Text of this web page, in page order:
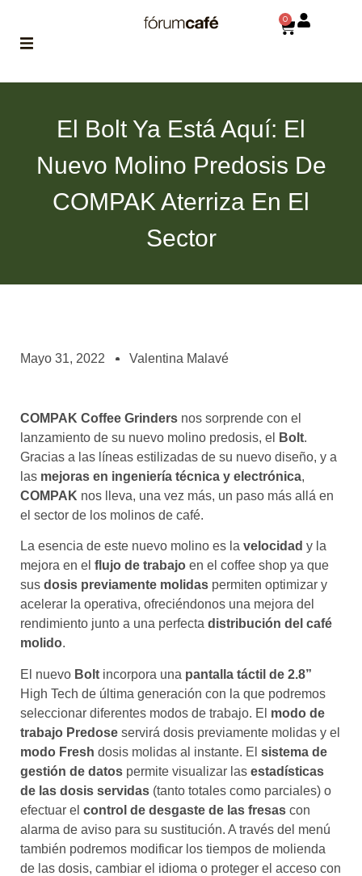
BLOG
de fórum
asociados
el café siempre tiene
algo nuevo que
enseñarnos
BOLSA DE TRABAJO
¡te imaginas vivir de tu pasión
por el café?
CONTACTO
¡queremos saber
de ti!
0
El Bolt Ya Está Aquí: El
Nuevo Molino Predosis De
COMPAK Aterriza En El
Sector
Mayo 31, 2022 Valentina Malavé
COMPAK Coffee Grinders nos sorprende con el
lanzamiento de su nuevo molino predosis, el
Bolt.
Gracias a las líneas estilizadas de su nuevo diseño, y a
las mejoras en ingeniería técnica y electrónica,
COMPAK nos lleva, una vez más, un paso más allá en
el sector de los molinos de café.
La esencia de este nuevo molino es la velocidad y la
mejora en el flujo de trabajo en el coffee shop ya que
sus dosis previamente molidas permiten optimizar y
acelerar la operativa, ofreciéndonos una mejora del
rendimiento junto a una perfecta distribución del café
molido.
El nuevo Bolt incorpora una pantalla táctil de 2.8”
High Tech de última generación con la que podremos
seleccionar diferentes modos de trabajo. El modo de
trabajo Predose servirá dosis previamente molidas y el
modo Fresh dosis molidas al instante. El sistema de
gestión de datos permite visualizar las estadísticas
de las dosis servidas (tanto totales como parciales) o
efectuar el control de desgaste de las fresas con
alarma de aviso para su sustitución. A través del menú
también podremos modificar los tiempos de molienda
de las dosis, cambiar el idioma o proteger el acceso con